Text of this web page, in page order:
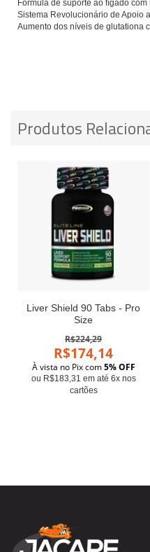
Fórmula de suporte ao fígado
Sistema Revolucionário de Apoio
Aumento dos níveis de glutationa
Produtos
Liver Shield 90 Tabs - Pro
Size
R$224,29
R$174,14
À vista no Pix com5% OFF
ou R$183,31 em até 6x nos
cartões